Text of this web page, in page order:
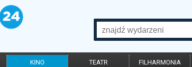
KINO TEATR FILHARMONIA